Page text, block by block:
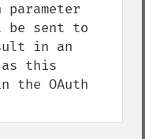
be sent to
in an
this
the OAuth